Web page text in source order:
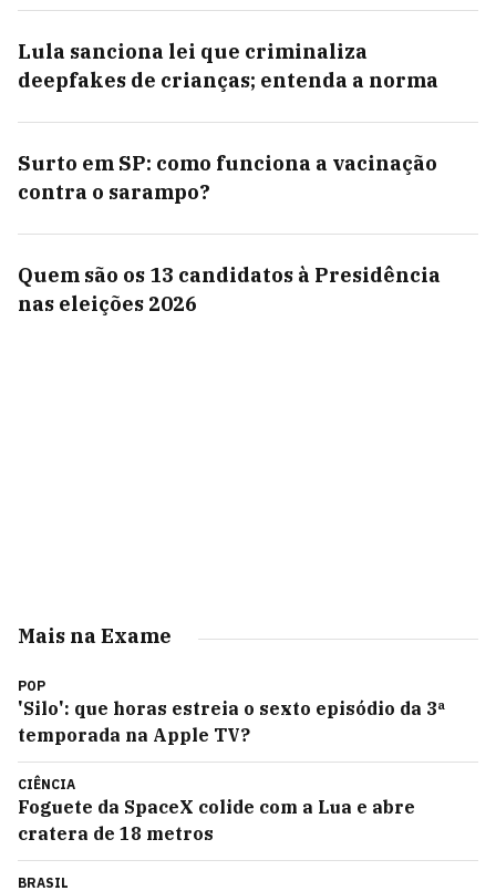
Lula sanciona lei que criminaliza
deepfakes de crianças; entenda a norma
Surto em SP: como funciona a vacinação
contra o sarampo?
Quem são os 13 candidatos à Presidência
nas eleições 2026
Mais na Exame
POP
'Silo': que horas estreia o sexto episódio da 3ª
temporada na Apple TV?
CIÊNCIA
Foguete da SpaceX colide com a Lua e abre
cratera de 18 metros
BRASIL